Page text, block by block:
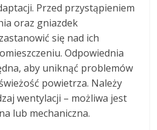
Przed przystąpieniem
oraz gniazdek
się nad ich
Odpowiednia
aby uniknąć problemów
powietrza. Należy
wentylacji – możliwa jest
lub mechaniczna.